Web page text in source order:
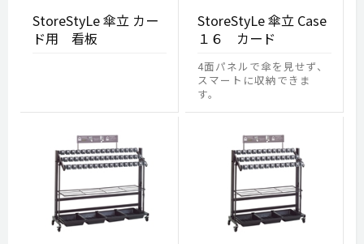
StoreStyLe 傘立 カー
ド用 看板
StoreStyLe 傘立 Case
１６ カード
4面パネルで傘を見せず、
スマートに収納できま
す。